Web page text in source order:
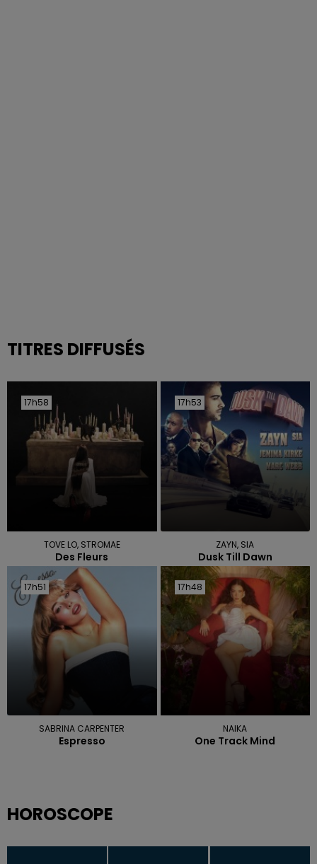
TITRES DIFFUSÉS
17h58
17h58
TOVE LO, STROMAE
Des Fleurs
17h53
17h53
ZAYN, SIA
Dusk Till Dawn
17h51
17h51
SABRINA CARPENTER
Espresso
17h48
17h48
NAIKA
One Track Mind
HOROSCOPE